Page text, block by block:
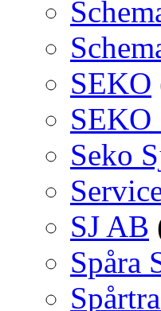
SEKO
SEKO
Seko
SJ AB
Spåra